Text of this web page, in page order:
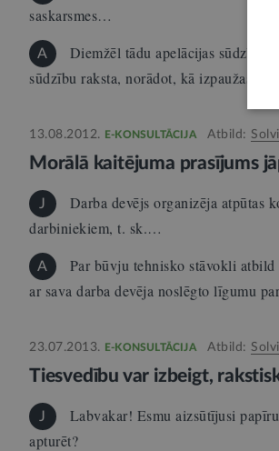
saskarsmes…
A
Diemžēl tādu apelācijas
sūdzību raksta, norādot, kā izpaužas
13.08.2012. E-KONSULTĀCIJA Atbild:
Morālā kaitējuma prasījums
J
Darba devējs organizēja atpūtas
darbiniekiem, t. sk.…
A
Par būvju tehnisko stāvokli
ar sava darba devēja noslēgto līgumu
23.07.2013. E-KONSULTĀCIJA Atbild:
Tiesvedību var izbeigt,
J
Labvakar! Esmu aizsūtījusi
apturēt?